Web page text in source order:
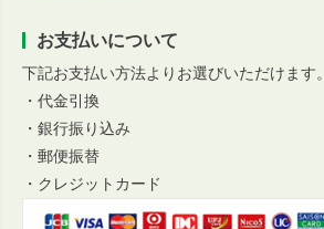
お支払いについて
下記お支払い方法よりお選びいただけます。
・代金引換
・銀行振り込み
・郵便振替
・クレジットカード